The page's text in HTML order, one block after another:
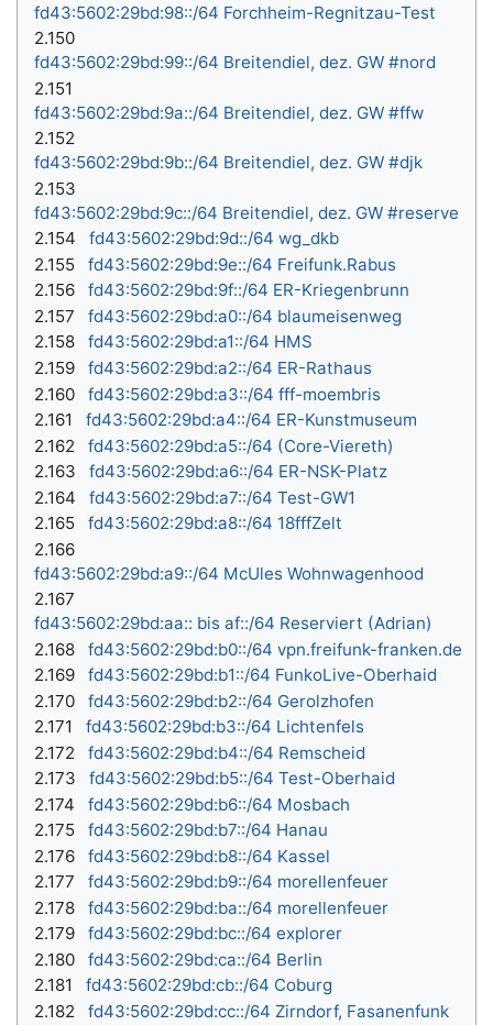
fd43:5602:29bd:98::/64 Forchheim-Regnitzau-Test
2.150
fd43:5602:29bd:99::/64 Breitendiel, dez. GW #nord
2.151
fd43:5602:29bd:9a::/64 Breitendiel, dez. GW #ffw
2.152
fd43:5602:29bd:9b::/64 Breitendiel, dez. GW #djk
2.153
fd43:5602:29bd:9c::/64 Breitendiel, dez. GW #reserve
2.154
fd43:5602:29bd:9d::/64 wg_dkb
2.155
fd43:5602:29bd:9e::/64 Freifunk.Rabus
2.156
fd43:5602:29bd:9f::/64 ER-Kriegenbrunn
2.157
fd43:5602:29bd:a0::/64 blaumeisenweg
2.158
fd43:5602:29bd:a1::/64 HMS
2.159
fd43:5602:29bd:a2::/64 ER-Rathaus
2.160
fd43:5602:29bd:a3::/64 fff-moembris
2.161
fd43:5602:29bd:a4::/64 ER-Kunstmuseum
2.162
fd43:5602:29bd:a5::/64 (Core-Viereth)
2.163
fd43:5602:29bd:a6::/64 ER-NSK-Platz
2.164
fd43:5602:29bd:a7::/64 Test-GW1
2.165
fd43:5602:29bd:a8::/64 18fffZelt
2.166
fd43:5602:29bd:a9::/64 McUles Wohnwagenhood
2.167
fd43:5602:29bd:aa:: bis af::/64 Reserviert (Adrian)
2.168
fd43:5602:29bd:b0::/64 vpn.freifunk-franken.de
2.169
fd43:5602:29bd:b1::/64 FunkoLive-Oberhaid
2.170
fd43:5602:29bd:b2::/64 Gerolzhofen
2.171
fd43:5602:29bd:b3::/64 Lichtenfels
2.172
fd43:5602:29bd:b4::/64 Remscheid
2.173
fd43:5602:29bd:b5::/64 Test-Oberhaid
2.174
fd43:5602:29bd:b6::/64 Mosbach
2.175
fd43:5602:29bd:b7::/64 Hanau
2.176
fd43:5602:29bd:b8::/64 Kassel
2.177
fd43:5602:29bd:b9::/64 morellenfeuer
2.178
fd43:5602:29bd:ba::/64 morellenfeuer
2.179
fd43:5602:29bd:bc::/64 explorer
2.180
fd43:5602:29bd:ca::/64 Berlin
2.181
fd43:5602:29bd:cb::/64 Coburg
2.182
fd43:5602:29bd:cc::/64 Zirndorf, Fasanenfunk